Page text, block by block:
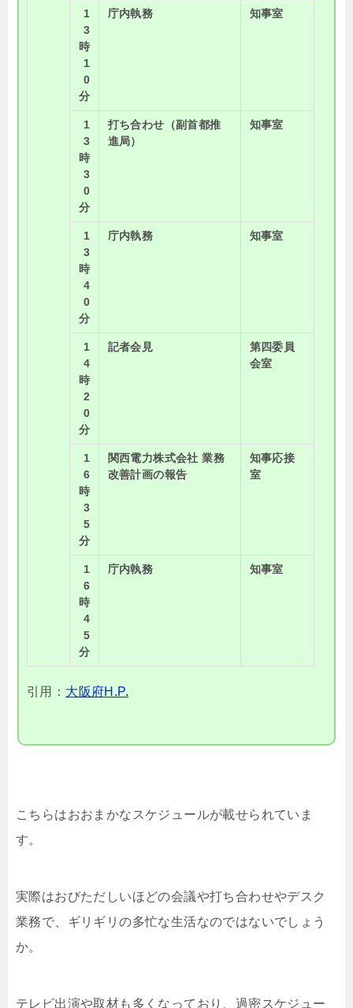
1
3
時
1
0
分
庁内執務 知事室
1
3
時
3
0
分
打ち合わせ（副首都推
進局）
知事室
1
3
時
4
0
分
庁内執務 知事室
1
4
時
2
0
分
記者会見
第四委員
会室
1
6
時
3
5
分
関西電力株式会社 業務
改善計画の報告
知事応接
室
1
6
時
4
5
分
庁内執務 知事室
引用： 大阪府H.P.
こちらはおおまかなスケジュールが載せられていま
す。
実際はおびただしいほどの会議や打ち合わせやデスク
業務で、ギリギリの多忙な生活なのではないでしょう
か。
テレビ出演や取材も多くなっており、過密スケジュー